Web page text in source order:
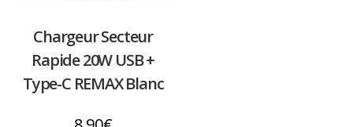
Chargeur Secteur
Rapide 20W USB +
Type-C REMAX Blanc